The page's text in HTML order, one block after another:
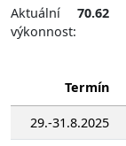
Aktuální
výkonnost:
70.62
Termín
29.-31.8.2025